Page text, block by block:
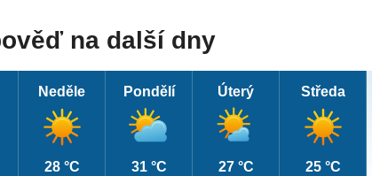
na další dny
Neděle
28 °C
Pondělí
31 °C
Úterý
27 °C
Středa
25 °C